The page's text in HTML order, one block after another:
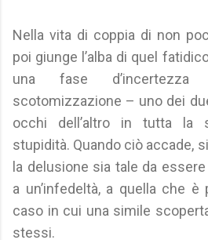
Nella vita di coppia di non
poi giunge l’alba di quel
una fase
scotomizzazione – uno dei
occhi dell’altro in tutta la
stupidità. Quando ciò accade,
la delusione sia tale da
a un’infedeltà, a quella che è
caso in cui una simile
stessi.